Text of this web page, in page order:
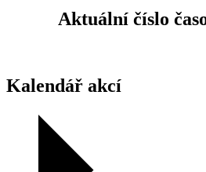
Aktuální číslo
Kalendář akcí